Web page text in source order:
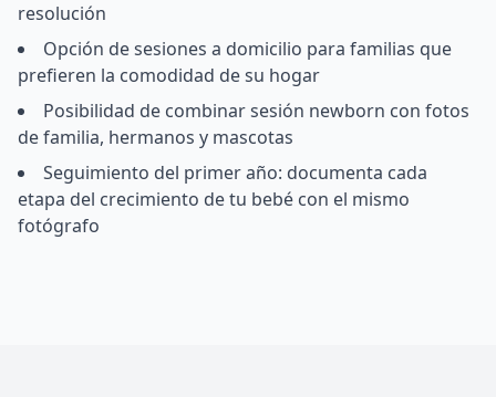
resolución
Opción de sesiones a domicilio para familias que
prefieren la comodidad de su hogar
Posibilidad de combinar sesión newborn con fotos
de familia, hermanos y mascotas
Seguimiento del primer año: documenta cada
etapa del crecimiento de tu bebé con el mismo
fotógrafo